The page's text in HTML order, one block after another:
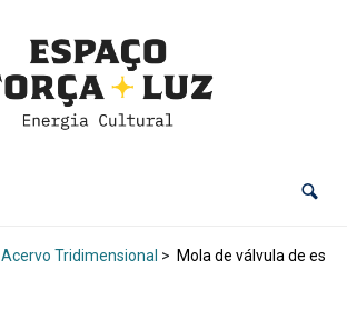
Acervo Tridimensional > Mola de válvula de